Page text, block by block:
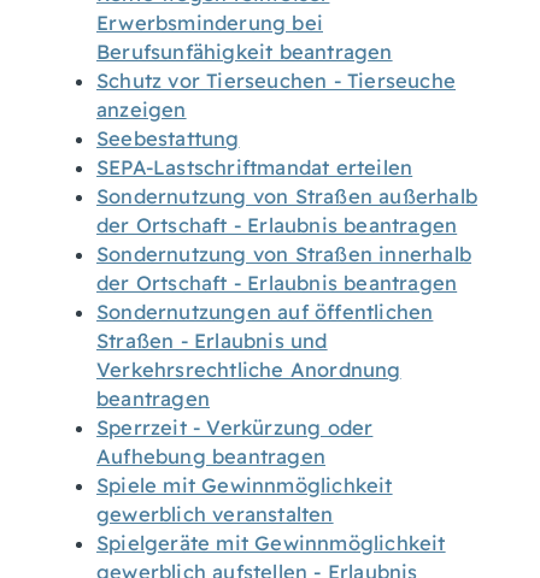
Erwerbsminderung bei
Berufsunfähigkeit beantragen
Schutz vor Tierseuchen - Tierseuche
anzeigen
Seebestattung
SEPA-Lastschriftmandat erteilen
Sondernutzung von Straßen außerhalb
der Ortschaft - Erlaubnis beantragen
Sondernutzung von Straßen innerhalb
der Ortschaft - Erlaubnis beantragen
Sondernutzungen auf öffentlichen
Straßen - Erlaubnis und
Verkehrsrechtliche Anordnung
beantragen
Sperrzeit - Verkürzung oder
Aufhebung beantragen
Spiele mit Gewinnmöglichkeit
gewerblich veranstalten
Spielgeräte mit Gewinnmöglichkeit
gewerblich aufstellen - Erlaubnis